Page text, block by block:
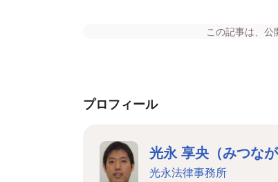
この記事は、公
プロフィール
光永 享央（みつなが
光永法律事務所